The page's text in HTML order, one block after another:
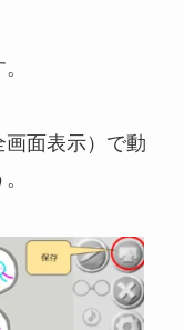
面表示）で動